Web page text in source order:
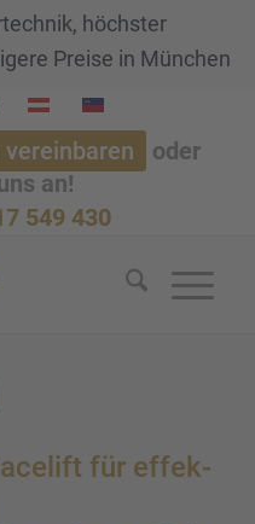
höchster
Preise in München
vereinbaren
oder
an!
549 430
für effek­